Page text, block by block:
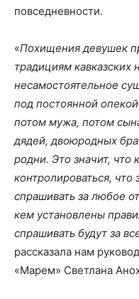
повседневности.
«Похищения девушек
традициям
несамостоятельное
под постоянной
потом мужа, потом
дядей, двоюродных
родни. Это значит, что
контролироваться,
спрашивать за любое
кем установлены
спрашивать будут за
рассказала нам
«Марем» Светлана